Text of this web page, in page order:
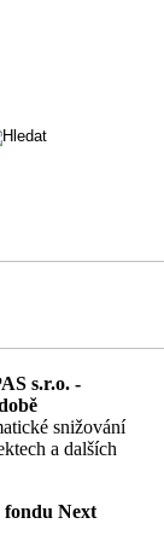
s.r.o. -
snižování
a dalších
fondu Next